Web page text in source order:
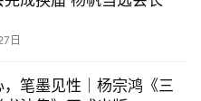
学 建设文化强省 四川省
日